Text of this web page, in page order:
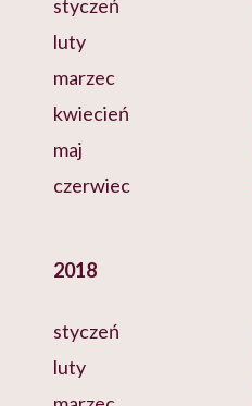
styczeń
luty
marzec
kwiecień
maj
czerwiec
2018
styczeń
luty